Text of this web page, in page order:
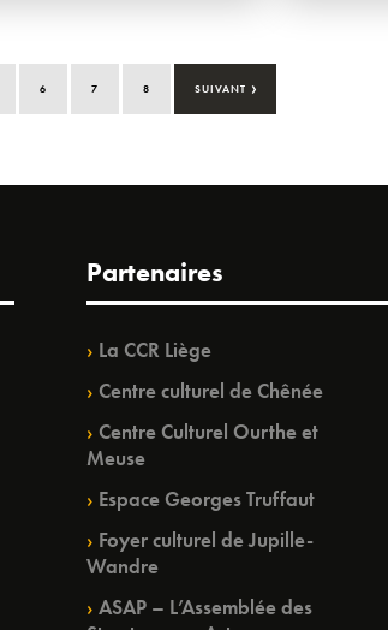
6 7 8 SUIVANT ›
Partenaires
La CCR Liège
Centre culturel de Chênée
Centre Culturel Ourthe et
Meuse
Espace Georges Truffaut
Foyer culturel de Jupille-
Wandre
ASAP – L’Assemblée des